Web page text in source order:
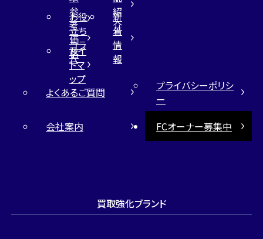
参
考
価
格
紹
介
お役
立ち
コラ
ム
新
着
情
報
サイ
トマ
ップ
よくあるご質問
プライバシーポリシ
ー
会社案内
FCオーナー募集中
買取強化ブランド